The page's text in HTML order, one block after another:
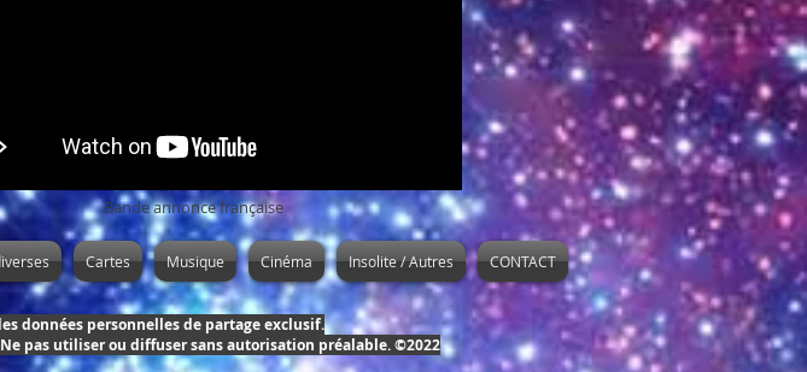
Bande annonce française
Cartes Musique Cinéma Insolite / Autres CONTACT
données personnelles de partage exclusif.
pas utiliser ou diffuser sans autorisation préalable. ©2022